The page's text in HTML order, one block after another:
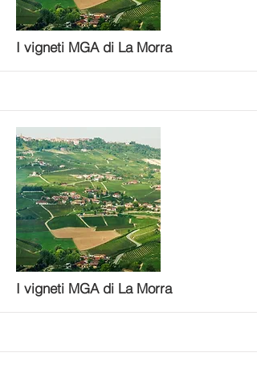
More
I vigneti MGA di La Morra
More
I vigneti MGA di La Morra